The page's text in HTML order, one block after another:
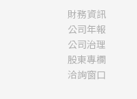
財務資訊
公司年報
公司治理
股東專欄
洽詢窗口